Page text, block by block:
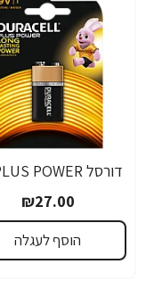
₪27.00
הוסף לעגלה